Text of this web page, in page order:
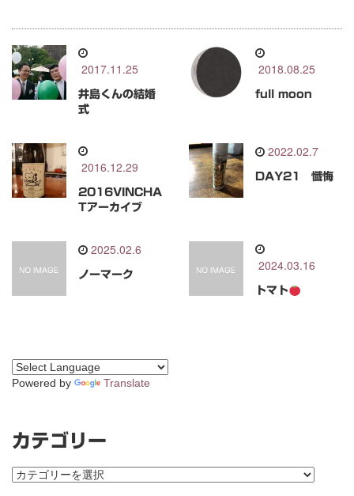
2017.11.25
井島くんの結婚
式
2018.08.25
full moon
2016.12.29
2016VINCHA
Tアーカイブ
2022.02.7
DAY21 懺悔
2025.02.6
ノーマーク
2024.03.16
トマト
Powered by Translate
カテゴリー
カ